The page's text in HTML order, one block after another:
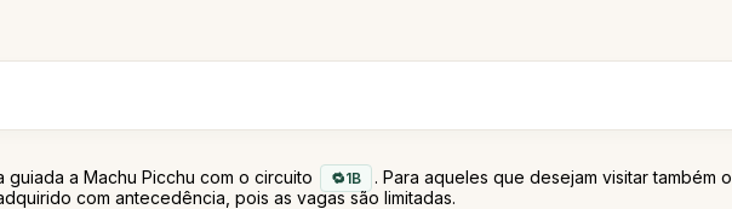
a Machu Picchu com o circuito 1B . Para aqueles que desejam visitar também o
com antecedência, pois as vagas são limitadas.